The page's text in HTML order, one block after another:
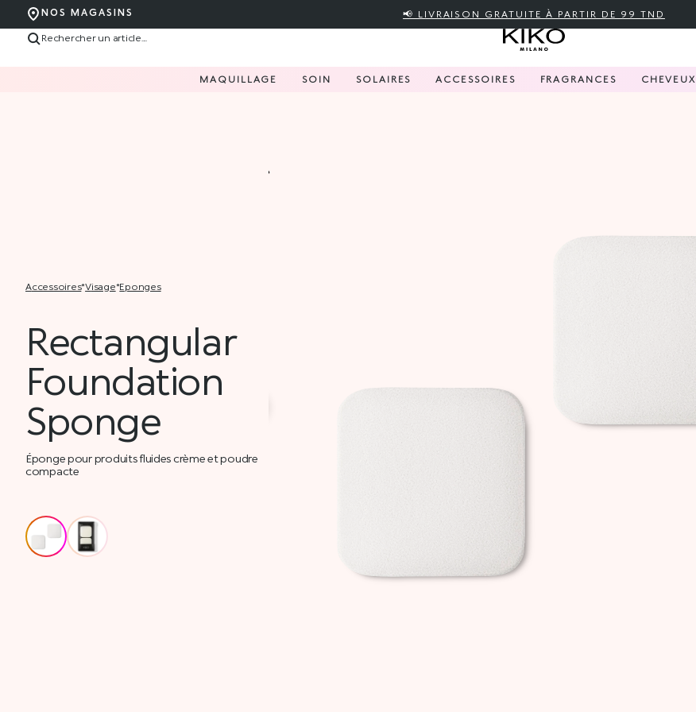
NOS MAGASINS 📢 LIVRAISON GRATUITE À PARTIR DE 99 TND
MAQUILLAGE SOIN SOLAIRES ACCESSOIRES FRAGRANCES CHEVEUX
accessoires* visage* eponges
Rectangular
Foundation
Sponge
Éponge pour produits fluides crème et poudre
compacte